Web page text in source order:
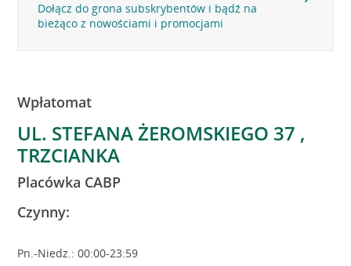
Dołącz do grona subskrybentów i bądź na
bieżąco z nowościami i promocjami
Wpłatomat
UL. STEFANA ŻEROMSKIEGO 37 ,
TRZCIANKA
Placówka CABP
Czynny:
Pn.-Niedz.: 00:00-23:59